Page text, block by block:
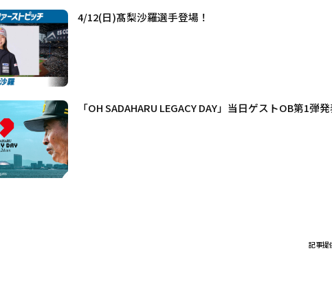
4/12(日)髙梨沙羅選手登場！
「OH SADAHARU LEGACY DAY」当日ゲストOB第1弾発
記事提